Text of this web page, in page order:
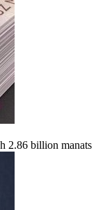
2.86 billion manats